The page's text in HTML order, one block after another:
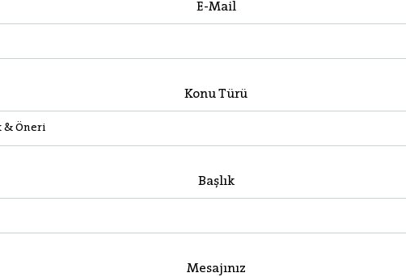
E-Mail
Konu Türü
Başlık
Mesajınız